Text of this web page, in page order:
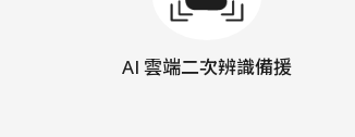
AI 雲端二次辨識備援